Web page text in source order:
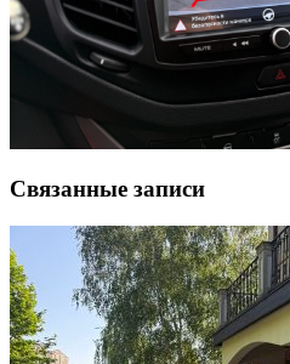
Связанные записи